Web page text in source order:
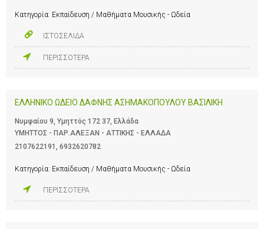
Κατηγορία: Εκπαίδευση / Μαθήματα Μουσικής - Ωδεία
ΙΣΤΟΣΕΛΙΔΑ
ΠΕΡΙΣΣΟΤΕΡΑ
ΕΛΛΗΝΙΚΟ ΩΔΕΙΟ ΔΑΦΝΗΣ ΑΣΗΜΑΚΟΠΟΥΛΟΥ ΒΑΣΙΛΙΚΗ
Νυμφαίου 9, Υμηττός 172 37, Ελλάδα
ΥΜΗΤΤΟΣ - ΠΑΡ.ΑΛΕΞΑΝ - ΑΤΤΙΚΗΣ - ΕΛΛΑΔΑ
2107622191
6932620782
Κατηγορία: Εκπαίδευση / Μαθήματα Μουσικής - Ωδεία
ΠΕΡΙΣΣΟΤΕΡΑ